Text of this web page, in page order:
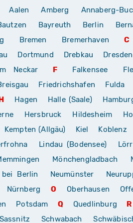
Aalen Amberg
Annaberg-
Bayreuth Berlin
Bremen Bremerhaven
C
Dortmund Drebkau
Dresden
Neckar
F Falkensee
Friedrichshafen
Fulda
H Hagen Halle (Saale)
Hersbruck Hildesheim
Kempten (Allgäu) Kiel
Koblenz
Lindau (Bodensee)
Mönchengladbach
bei Berlin
Neumünster
Nürnberg O Oberhausen
Potsdam Q Quedlinburg
R
Sassnitz Schwabach